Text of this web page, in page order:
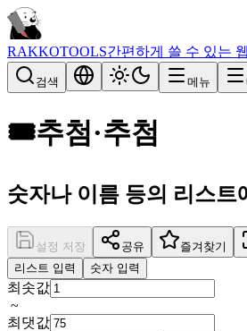
RAKKOTOOLS간편하게 쓸 수 있는
검색 메뉴
🎟️추첨·추첨
숫자나 이름 등의 리스트
설정 저장 공유 즐겨찾기
리스트 입력
숫자 입력
최솟값
~
최댓값